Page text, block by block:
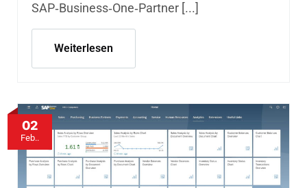
SAP‑Business‑One‑Partner [...]
Weiterlesen
02
Feb..